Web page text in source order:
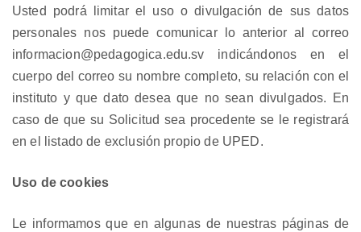
Usted podrá limitar el uso o divulgación de sus datos
personales nos puede comunicar lo anterior al correo
informacion@pedagogica.edu.sv indicándonos en el
cuerpo del correo su nombre completo, su relación con el
instituto y que dato desea que no sean divulgados. En
caso de que su Solicitud sea procedente se le registrará
en el listado de exclusión propio de UPED.
Uso de cookies
Le informamos que en algunas de nuestras páginas de